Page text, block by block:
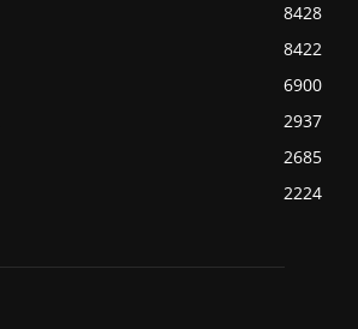
8428
8422
6900
2937
2685
2224